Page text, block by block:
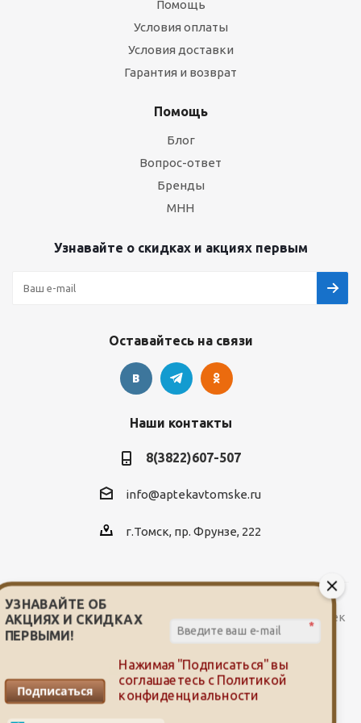
Помощь
Условия оплаты
Условия доставки
Гарантия и возврат
Помощь
Блог
Вопрос-ответ
Бренды
МНН
Узнавайте о скидках и акциях первым
Оставайтесь на связи
Наши контакты
8(3822)607-507
info@aptekavtomske.ru
г.Томск, пр. Фрунзе, 222
2026 © Служба заказа и доставки лекарств от сети аптек
"Мой доктор"
УЗНАВАЙТЕ ОБ
АКЦИЯХ И СКИДКАХ
ПЕРВЫМИ!
Подписаться
Нажимая "Подписаться" вы
соглашаетесь сПолитикой
конфиденциальности